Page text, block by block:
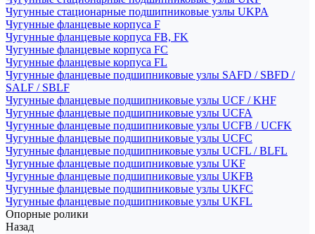
Чугунные стационарные подшипниковые узлы UKPA
Чугунные фланцевые корпуса F
Чугунные фланцевые корпуса FB, FK
Чугунные фланцевые корпуса FC
Чугунные фланцевые корпуса FL
Чугунные фланцевые подшипниковые узлы SAFD / SBFD /
SALF / SBLF
Чугунные фланцевые подшипниковые узлы UCF / KHF
Чугунные фланцевые подшипниковые узлы UCFA
Чугунные фланцевые подшипниковые узлы UCFB / UCFK
Чугунные фланцевые подшипниковые узлы UCFC
Чугунные фланцевые подшипниковые узлы UCFL / BLFL
Чугунные фланцевые подшипниковые узлы UKF
Чугунные фланцевые подшипниковые узлы UKFB
Чугунные фланцевые подшипниковые узлы UKFC
Чугунные фланцевые подшипниковые узлы UKFL
Опорные ролики
Назад